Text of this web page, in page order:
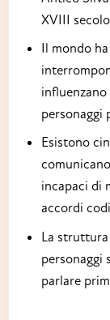
XVIII
Il mondo
personaggi
Esistono
incapaci di
accordi
La struttura
personaggi
parlare